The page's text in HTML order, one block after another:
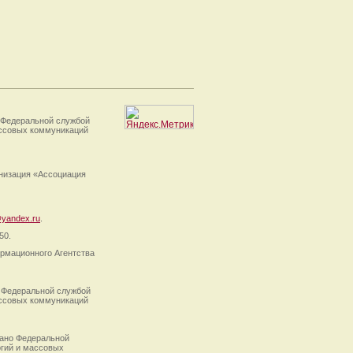
службой
коммуникаций
«Ассоциация
Агентства
службой
коммуникаций
Федеральной
и массовых